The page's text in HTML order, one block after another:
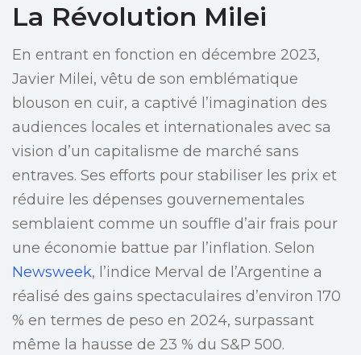
La Révolution Milei
En entrant en fonction en décembre 2023,
Javier Milei, vêtu de son emblématique
blouson en cuir, a captivé l’imagination des
audiences locales et internationales avec sa
vision d’un capitalisme de marché sans
entraves. Ses efforts pour stabiliser les prix et
réduire les dépenses gouvernementales
semblaient comme un souffle d’air frais pour
une économie battue par l’inflation. Selon
Newsweek, l’indice Merval de l’Argentine a
réalisé des gains spectaculaires d’environ 170
% en termes de peso en 2024, surpassant
même la hausse de 23 % du S&P 500.